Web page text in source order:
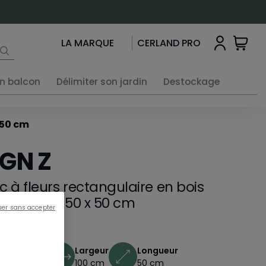
LA MARQUE CERLAND PRO
balcon Délimiter son jardin Destockage
cm
Z
à fleurs rectangulaire en bois
Z - 100 x 50 x 50 cm
Largeur
100 cm
Longueur
50 cm
sans accepter